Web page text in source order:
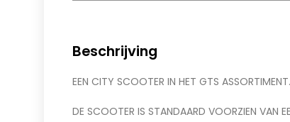
Beschrijving
EEN CITY SCOOTER IN HET GTS ASSORTIMENT.
DE SCOOTER IS STANDAARD VOORZIEN VAN